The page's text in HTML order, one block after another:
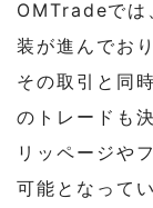
OMTradeでは
装が進んでお
その取引と同
のトレードも
リッページや
可能となってい